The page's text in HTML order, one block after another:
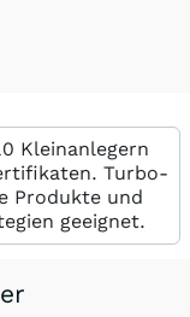
Kleinanlegern
Turbo-
Produkte und
geeignet.